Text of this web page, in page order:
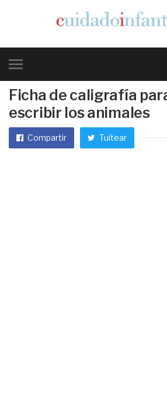
Ficha de caligrafía
escribir los animales
Compartir Tuitear